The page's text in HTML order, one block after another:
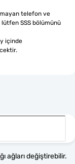
telefon ve
SSS bölümünü
içinde
ağları değiştirebilir.